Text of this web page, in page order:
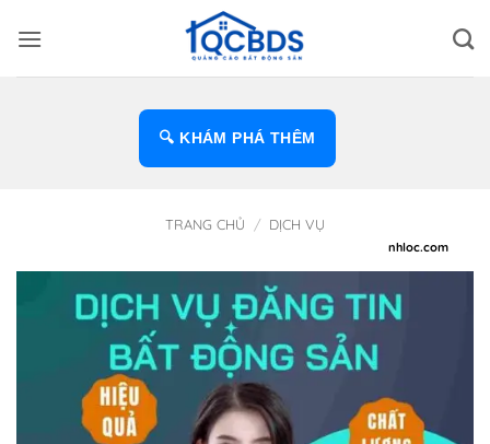
qua
🔍 KHÁM PHÁ THÊM
TRANG CHỦ / DỊCH VỤ